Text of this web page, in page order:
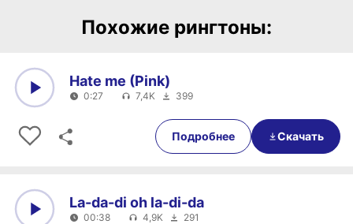
Похожие рингтоны:
0:27
Hate me (Pink)
0:27 7,4K 399
Подробнее Скачать
La-da-di oh la-di-da
00:38 4,9K 291